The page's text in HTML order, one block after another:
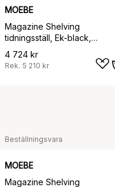
MOEBE
Magazine Shelving
tidningsställ, Ek-black,
85x115x7 cm, MS.115.1
4 724 kr
Rek. 5 210 kr
Beställningsvara
MOEBE
Magazine Shelving